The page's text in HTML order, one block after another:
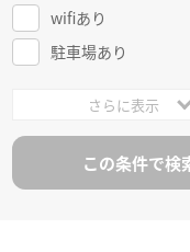
wifiあり
駐車場あり
さらに表示